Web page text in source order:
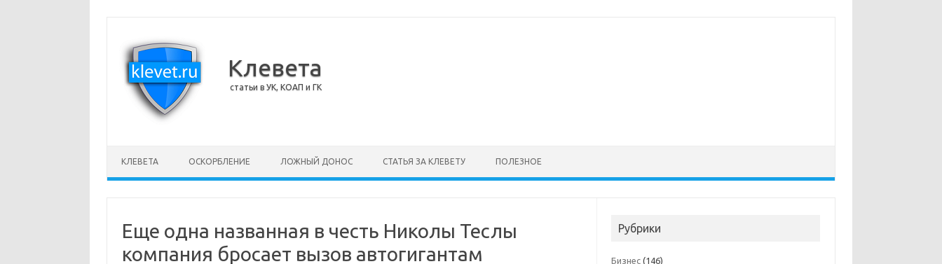
Клевета
статьи в УК, КОАП и ГК
КЛЕВЕТА ОСКОРБЛЕНИЕ ЛОЖНЫЙ ДОНОС СТАТЬЯ ЗА КЛЕВЕТУ ПОЛЕЗНОЕ
Еще одна названная в честь Николы Теслы
компания бросает вызов автогигантам
Рубрики
Бизнес (146)